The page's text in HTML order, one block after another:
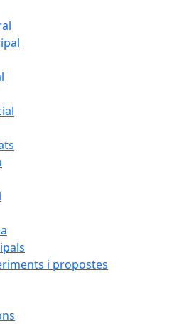
i propostes